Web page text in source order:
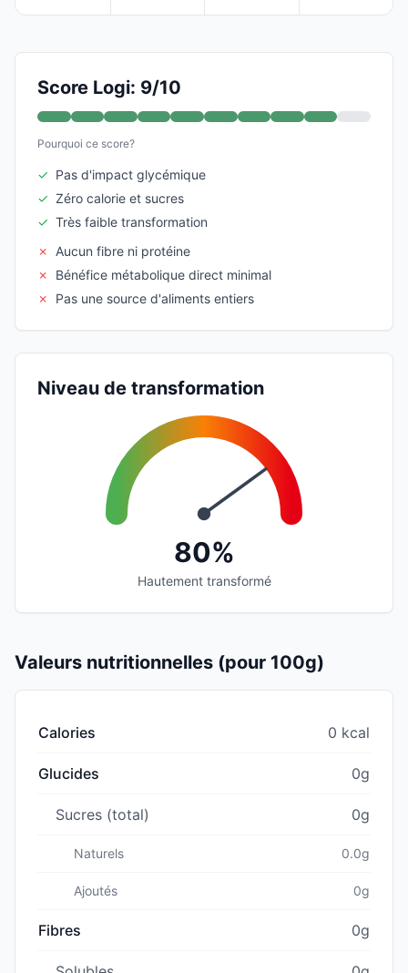
Score Logi: 9/10
Pourquoi ce score?
✓ Pas d'impact glycémique
✓ Zéro calorie et sucres
✓ Très faible transformation
✗
Aucun fibre ni protéine
✗
Bénéfice métabolique direct minimal
✗
Pas une source d'aliments entiers
Niveau de transformation
80%
Hautement transformé
Valeurs nutritionnelles (pour 100g)
Calories 0 kcal
Glucides 0g
Sucres (total) 0g
Naturels 0.0g
Ajoutés 0g
Fibres 0g